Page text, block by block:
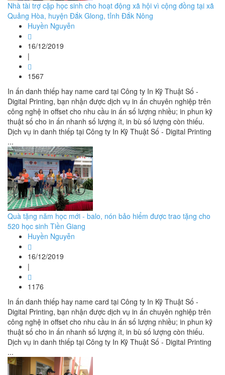
Nhà tài trợ cặp học sinh cho hoạt động xã hội vì cộng đồng tại xã
Quảng Hòa, huyện Đắk Glong, tỉnh Đắk Nông
Huyền Nguyễn
16/12/2019
|
1567
In ấn danh thiếp hay name card tại Công ty In Kỹ Thuật Số -
Digital Printing, bạn nhận được dịch vụ in ấn chuyên nghiệp trên
công nghệ in offset cho nhu cầu in ấn số lượng nhiều; in phun kỹ
thuật số cho in ấn nhanh số lượng ít, in bù số lượng còn thiếu.
Dịch vụ in danh thiếp tại Công ty In Kỹ Thuật Số - Digital Printing
...
Quà tặng năm học mới - balo, nón bảo hiểm được trao tặng cho
520 học sinh Tiền Giang
Huyền Nguyễn
16/12/2019
|
1176
In ấn danh thiếp hay name card tại Công ty In Kỹ Thuật Số -
Digital Printing, bạn nhận được dịch vụ in ấn chuyên nghiệp trên
công nghệ in offset cho nhu cầu in ấn số lượng nhiều; in phun kỹ
thuật số cho in ấn nhanh số lượng ít, in bù số lượng còn thiếu.
Dịch vụ in danh thiếp tại Công ty In Kỹ Thuật Số - Digital Printing
...